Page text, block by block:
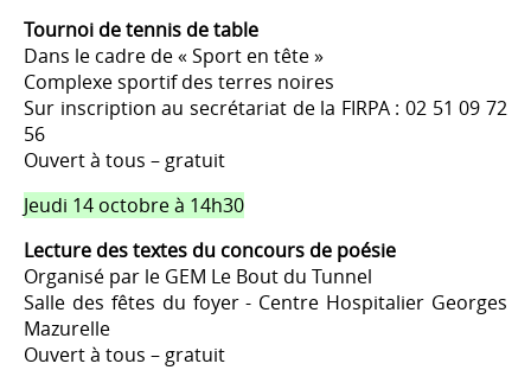
Tournoi de tennis de table
Dans le cadre de « Sport en tête »
Complexe sportif des terres noires
Sur inscription au secrétariat de la FIRPA : 02 51 09 72
56
Ouvert à tous – gratuit
Jeudi 14 octobre à 14h30
Lecture des textes du concours de poésie
Organisé par le GEM Le Bout du Tunnel
Salle des fêtes du foyer - Centre Hospitalier Georges
Mazurelle
Ouvert à tous – gratuit